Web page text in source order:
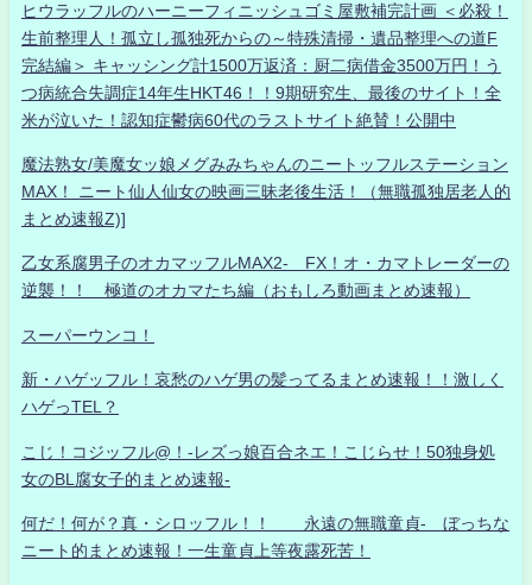
ヒウラッフルのハーニーフィニッシュゴミ屋敷補完計画 ＜必殺！
生前整理人！孤立し孤独死からの～特殊清掃・遺品整理への道F
完結編＞ キャッシング計1500万返済：厨二病借金3500万円！う
つ病統合失調症14年生HKT46！！9期研究生、最後のサイト！全
米が泣いた！認知症鬱病60代のラストサイト絶賛！公開中
魔法熟女/美魔女ッ娘メグみみちゃんのニートッフルステーション
MAX！ ニート仙人仙女の映画三昧老後生活！（無職孤独居老人的
まとめ速報Z)]
乙女系腐男子のオカマッフルMAX2- FX！オ・カマトレーダーの
逆襲！！ 極道のオカマたち編（おもしろ動画まとめ速報）
スーパーウンコ！
新・ハゲッフル！哀愁のハゲ男の髪ってるまとめ速報！！激しく
ハゲっTEL？
こじ！コジッフル@！-レズっ娘百合ネエ！こじらせ！50独身処
女のBL腐女子的まとめ速報-
何だ！何が？真・シロッフル！！ 永遠の無職童貞- ぼっちな
ニート的まとめ速報！一生童貞上等夜露死苦！